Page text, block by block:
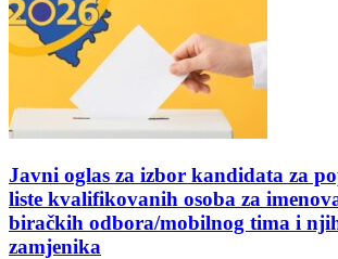
Javni oglas za izbor kandidata za
liste kvalifikovanih osoba za
biračkih odbora/mobilnog tima i
zamjenika